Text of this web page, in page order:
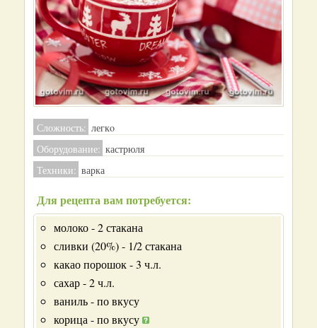
Сложность: легкo
Оборудование: кастрюля
Техники: варка
Для рецепта вам потребуется:
молоко - 2 стакана
сливки (20%) - 1/2 стакана
какао порошок - 3 ч.л.
сахар - 2 ч.л.
ваниль - по вкусу
корица - по вкусу